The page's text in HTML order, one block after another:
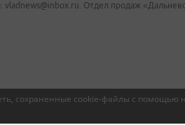
сохраненные cookie-файлы с помощью
vladnews@inbox.ru. Отдел продаж